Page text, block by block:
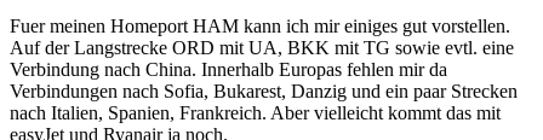
Fuer meinen Homeport HAM kann ich mir einiges gut vorstellen.
Auf der Langstrecke ORD mit UA, BKK mit TG sowie evtl. eine
Verbindung nach China. Innerhalb Europas fehlen mir da
Verbindungen nach Sofia, Bukarest, Danzig und ein paar Strecken
nach Italien, Spanien, Frankreich. Aber vielleicht kommt das mit
easyJet und Ryanair ja noch.